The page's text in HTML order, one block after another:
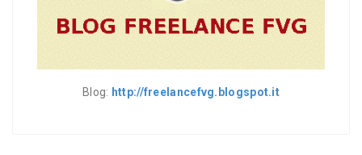
Blog: http://freelancefvg.blogspot.it